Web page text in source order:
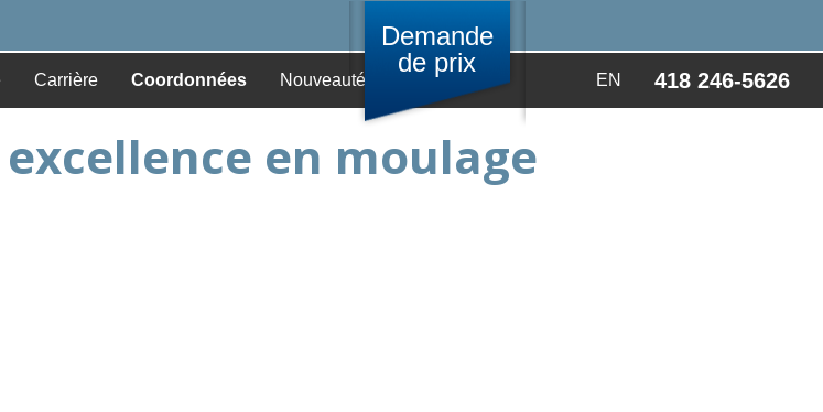
Carrière Coordonnées Nouveautés Video EN 418 246-5626
Demande
de prix
en moulage